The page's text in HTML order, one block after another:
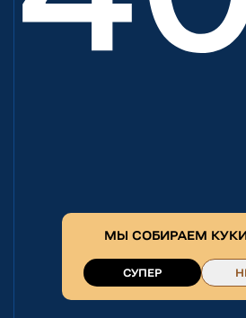
МЫ СОБИРАЕМ
СУПЕР